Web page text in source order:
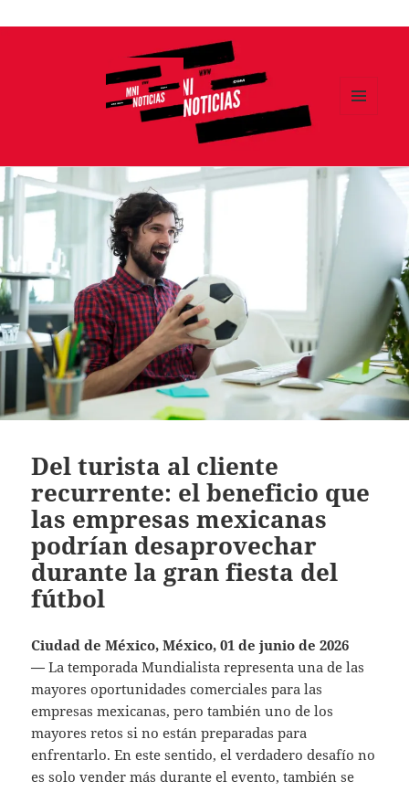
Ir
Del turista al cliente
recurrente: el beneficio que
las empresas mexicanas
podrían desaprovechar
durante la gran fiesta del
fútbol
Ciudad de México, México, 01 de junio de 2026
—La temporada Mundialista representa una de las
mayores oportunidades comerciales para las
empresas mexicanas, pero también uno de los
mayores retos si no están preparadas para
enfrentarlo. En este sentido, el verdadero desafío no
es solo vender más durante el evento, también se